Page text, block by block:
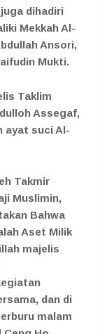
dihadiri
Mekkah Al-
Ansori,
Mukti.
Taklim
Assegaf,
ayat suci Al-
Takmir
Muslimin,
Bahwa
Aset Milik
majelis
dan di
malam